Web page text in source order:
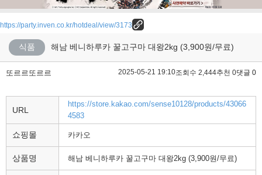
https://party.inven.co.kr/hotdeal/view/3173
식품 해남 베니하루카 꿀고구마 대왕2kg (3,900원/무료)
또르르또르르 2025-05-21 19:10조회수 2,444추천 0댓글 0
URL
https://store.kakao.com/sense10128/products/43066
4583
쇼핑몰 카카오
상품명 해남 베니하루카 꿀고구마 대왕2kg (3,900원/무료)